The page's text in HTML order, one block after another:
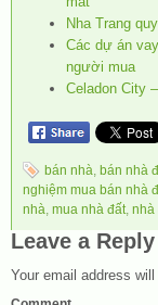
Nha Trang
Các dự án
người mua
Celadon City
bán nhà, bán nhà
nghiệm mua bán nhà
nhà, mua nhà đất, nhà
Leave a Reply
Your email address will